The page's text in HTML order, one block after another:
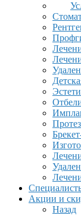
Акции и
Назад